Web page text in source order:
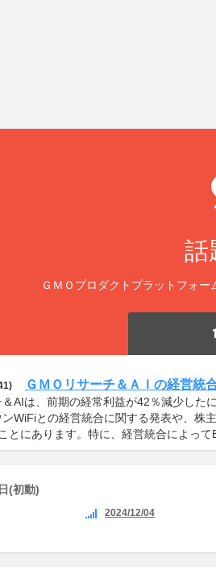
話
ＧＭＯプロダクトプラットフォー
1
ＧＭＯリサーチ＆ＡＩの経営統
AIは、前期の経常利益が42％減少した
WiFiとの経営統合に関する発表や、株
とにあります。特に、経営統合によっ
(初動)
2024/12/04